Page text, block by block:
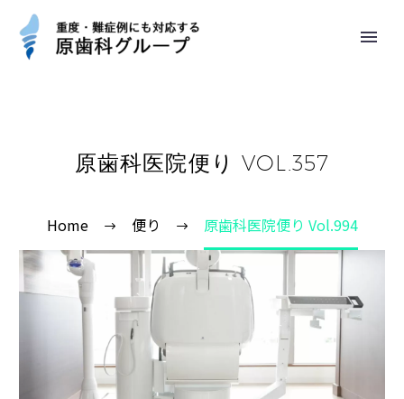
原歯科医院便り VOL.357
Home 便り 原歯科医院便り Vol.994